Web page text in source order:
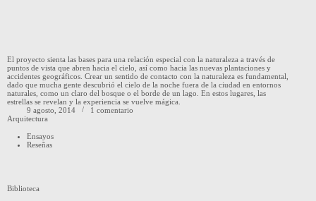
El proyecto sienta las bases para una relación especial con la naturaleza a través de
puntos de vista que abren hacia el cielo, así como hacia las nuevas plantaciones y
accidentes geográficos. Crear un sentido de contacto con la naturaleza es fundamental,
dado que mucha gente descubrió el cielo de la noche fuera de la ciudad en entornos
naturales, como un claro del bosque o el borde de un lago. En estos lugares, las
estrellas se revelan y la experiencia se vuelve mágica.
9 agosto, 2014
1 comentario
Arquitectura
Ensayos
Reseñas
Biblioteca